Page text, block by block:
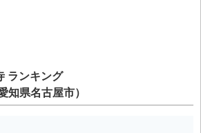
ランキング
県名古屋市）